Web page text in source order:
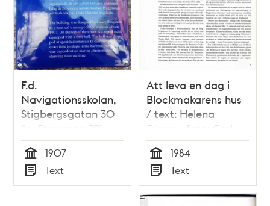
F.d.
Navigationsskolan,
Stigbergsgatan 30
(kv Stammen 39),
Södermalm
Tid
1907
Typ
Text
Att leva en dag i
Blockmakarens hus
/ text: Helena
Friman, foto: Carl
Heideken och Henrik
Hultgren
Tid
1984
Typ
Text